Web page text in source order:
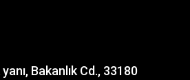
Bakanlık Cd., 33180